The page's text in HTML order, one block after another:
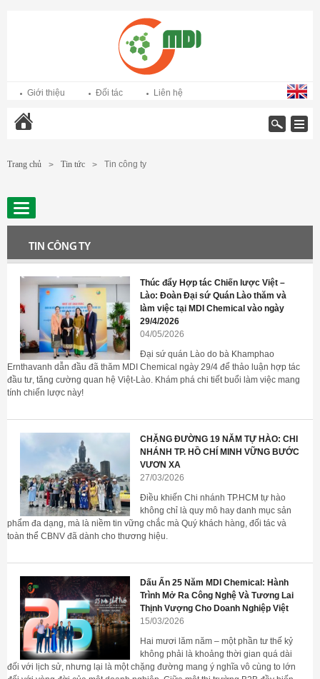
Giới thiệu Đối tác Liên hệ
Trang chủ > Tin tức > Tin công ty
TIN CÔNG TY
Thúc đẩy Hợp tác Chiến lược Việt –
Lào: Đoàn Đại sứ Quán Lào thăm và
làm việc tại MDI Chemical vào ngày
29/4/2026
04/05/2026
Đại sứ quán Lào do bà Khamphao
Ernthavanh dẫn đầu đã thăm MDI Chemical ngày 29/4 để thảo luận hợp tác
đầu tư, tăng cường quan hệ Việt-Lào. Khám phá chi tiết buổi làm việc mang
tính chiến lược này!
CHẶNG ĐƯỜNG 19 NĂM TỰ HÀO: CHI
NHÁNH TP. HỒ CHÍ MINH VỮNG BƯỚC
VƯƠN XA
27/03/2026
Điều khiến Chi nhánh TP.HCM tự hào
không chỉ là quy mô hay danh mục sản
phẩm đa dạng, mà là niềm tin vững chắc mà Quý khách hàng, đối tác và
toàn thể CBNV đã dành cho thương hiệu.
Dấu Ấn 25 Năm MDI Chemical: Hành
Trình Mở Ra Công Nghệ Và Tương Lai
Thịnh Vượng Cho Doanh Nghiệp Việt
15/03/2026
Hai mươi lăm năm – một phần tư thế kỷ
không phải là khoảng thời gian quá dài
đối với lịch sử, nhưng lại là một chặng đường mang ý nghĩa vô cùng to lớn